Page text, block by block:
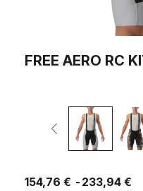
FREE AERO RC
154,76 € 233,94 €